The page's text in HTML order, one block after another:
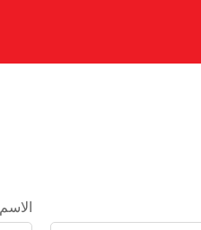
الاسم